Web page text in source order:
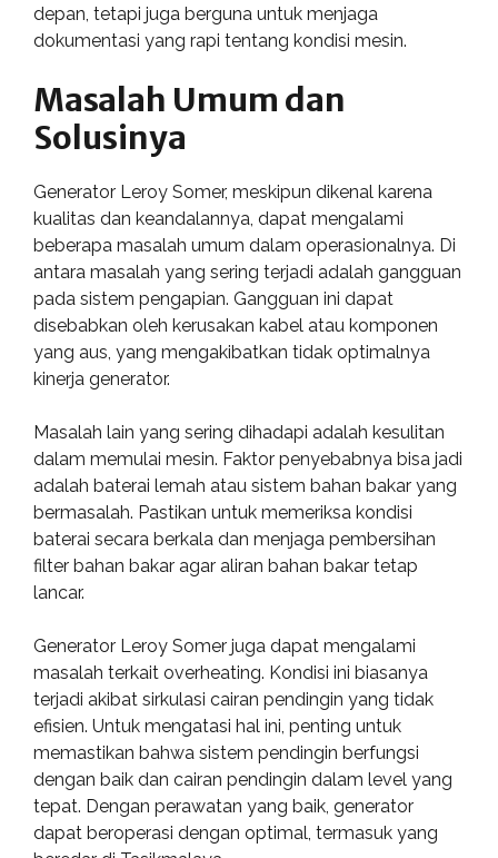
depan, tetapi juga berguna untuk menjaga
dokumentasi yang rapi tentang kondisi mesin.
Masalah Umum dan
Solusinya
Generator Leroy Somer, meskipun dikenal karena
kualitas dan keandalannya, dapat mengalami
beberapa masalah umum dalam operasionalnya. Di
antara masalah yang sering terjadi adalah gangguan
pada sistem pengapian. Gangguan ini dapat
disebabkan oleh kerusakan kabel atau komponen
yang aus, yang mengakibatkan tidak optimalnya
kinerja generator.
Masalah lain yang sering dihadapi adalah kesulitan
dalam memulai mesin. Faktor penyebabnya bisa jadi
adalah baterai lemah atau sistem bahan bakar yang
bermasalah. Pastikan untuk memeriksa kondisi
baterai secara berkala dan menjaga pembersihan
filter bahan bakar agar aliran bahan bakar tetap
lancar.
Generator Leroy Somer juga dapat mengalami
masalah terkait overheating. Kondisi ini biasanya
terjadi akibat sirkulasi cairan pendingin yang tidak
efisien. Untuk mengatasi hal ini, penting untuk
memastikan bahwa sistem pendingin berfungsi
dengan baik dan cairan pendingin dalam level yang
tepat. Dengan perawatan yang baik, generator
dapat beroperasi dengan optimal, termasuk yang